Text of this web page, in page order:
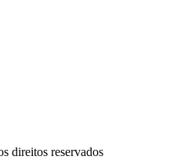
direitos reservados